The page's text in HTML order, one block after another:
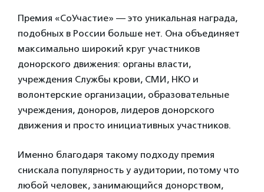
Премия «СоУчастие» — это уникальная награда,
подобных в России больше нет. Она объединяет
максимально широкий круг участников
донорского движения: органы власти,
учреждения Службы крови, СМИ, НКО и
волонтерские организации, образовательные
учреждения, доноров, лидеров донорского
движения и просто инициативных участников.
Именно благодаря такому подходу премия
снискала популярность у аудитории, потому что
любой человек, занимающийся донорством,